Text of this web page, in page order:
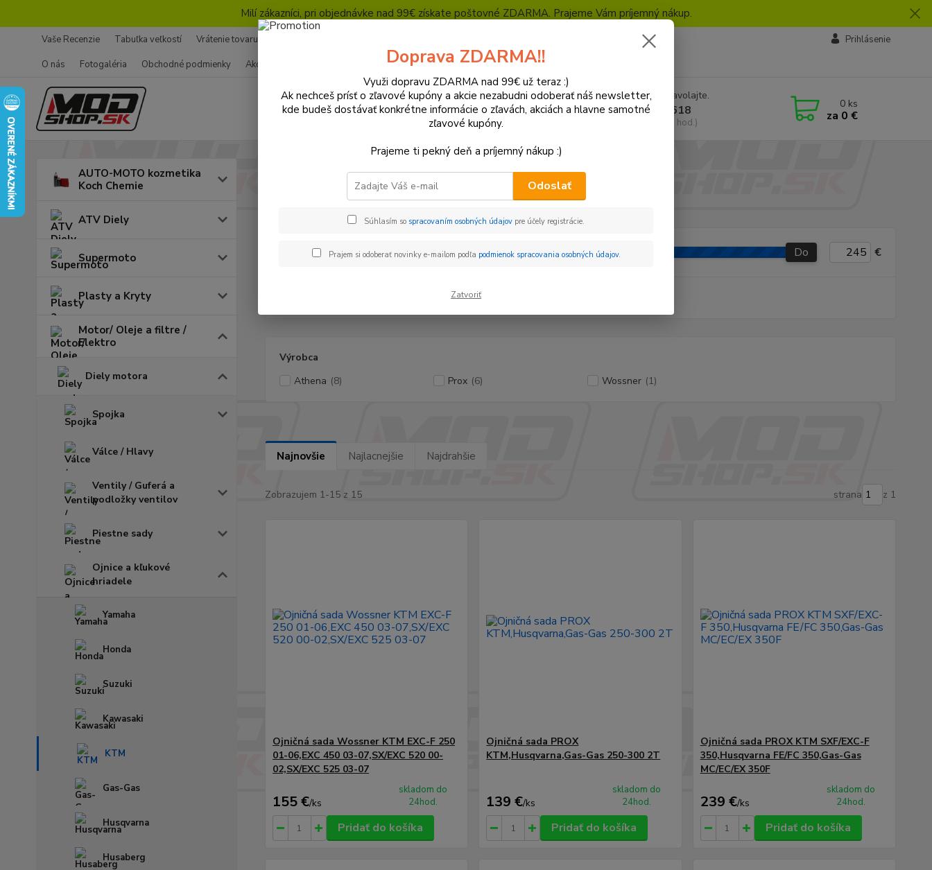
Milí zákazníci, pri objednávke nad 99€ získate poštovné ZDARMA. Prajeme Vám príjemný nákup.
Vaše Recenzie Tabuľka veľkostí Vrátenie tovaru - Formulár
O nás
Fotogaléria Obchodné podmienky Ako nakupovať Ochrana súkromia
Prihlásenie
Hľadať
Neviete si rady? Zavolajte.
+421 918 772 618
(Po-Pia, 8:30-16:30 hod.)
0 ks
za 0 €
AUTO-MOTO kozmetika
Koch Chemie
ATV Diely
Supermoto
Plasty a Kryty
Motor/ Oleje a filtre /
Elektro
Diely motora
Spojka
Válce / Hlavy
Ventily / Guferá a
podložky ventilov
Piestne sady
Ojnice a kľukové
hriadele
Yamaha
Honda
Suzuki
Kawasaki
KTM
Gas-Gas
Husqvarna
Husaberg
€ Od Do €
Akcia
Výrobca
Athena (8) Prox (6) Wossner (1)
Najnovšie Najlacnejšie Najdrahšie
Zobrazujem 1-15 z 15 strana z 1
Ojničná sada Wossner KTM EXC-F 250
01-06,EXC 450 03-07,SX/EXC 520 00-
02,SX/EXC 525 03-07
155 €/ks
skladom do
24hod.
Pridať do košíka
Ojničná sada PROX
KTM,Husqvarna,Gas-Gas 250-300 2T
139 €/ks
skladom do
24hod.
Pridať do košíka
Ojničná sada PROX KTM SXF/EXC-F
350,Husqvarna FE/FC 350,Gas-Gas
MC/EC/EX 350F
239 €/ks
skladom do
24hod.
Pridať do košíka
Doprava ZDARMA!!
Využi dopravu ZDARMA nad 99€ už teraz :)
Ak nechceš prísť o zľavové kupóny a akcie nezabudni odoberať náš newsletter,
kde budeš dostávať konkrétne informácie o zľavách, akciách a hlavne samotné
zľavové kupóny.
Prajeme ti pekný deň a príjemný nákup :)
Odoslať
Súhlasím so spracovaním osobných údajov pre účely registrácie.
Prajem si odoberať novinky e-mailom podľa podmienok spracovania osobných údajov.
Zatvoriť